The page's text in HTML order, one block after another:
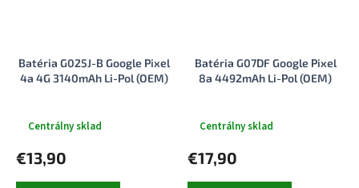
Batéria G025J-B Google Pixel
4a 4G 3140mAh Li-Pol (OEM)
Centrálny sklad
€13,90
Batéria G07DF Google Pixel
8a 4492mAh Li-Pol (OEM)
Centrálny sklad
€17,90